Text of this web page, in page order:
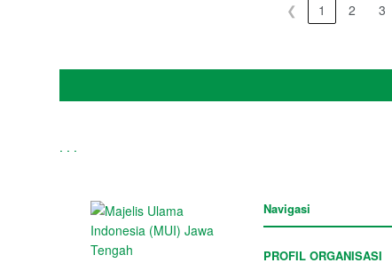
❮
1 2 3
. . .
Navigasi
PROFIL ORGANISASI